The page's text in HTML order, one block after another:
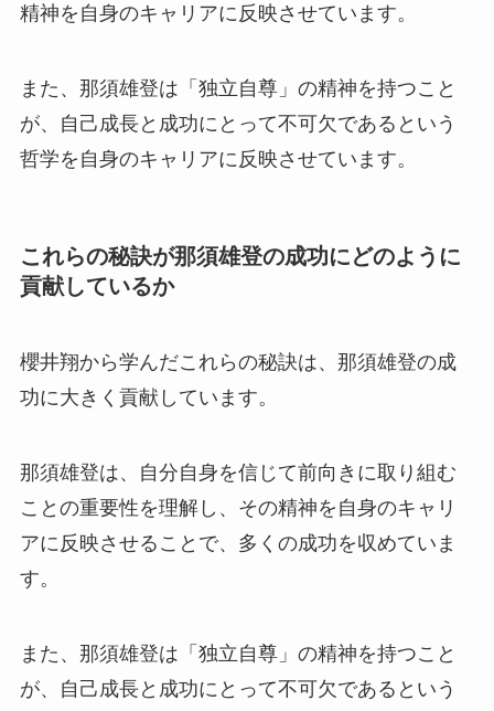
精神を自身のキャリアに反映させています。
また、那須雄登は「独立自尊」の精神を持つこと
が、自己成長と成功にとって不可欠であるという
哲学を自身のキャリアに反映させています。
これらの秘訣が那須雄登の成功にどのように
貢献しているか
櫻井翔から学んだこれらの秘訣は、那須雄登の成
功に大きく貢献しています。
那須雄登は、自分自身を信じて前向きに取り組む
ことの重要性を理解し、その精神を自身のキャリ
アに反映させることで、多くの成功を収めていま
す。
また、那須雄登は「独立自尊」の精神を持つこと
が、自己成長と成功にとって不可欠であるという